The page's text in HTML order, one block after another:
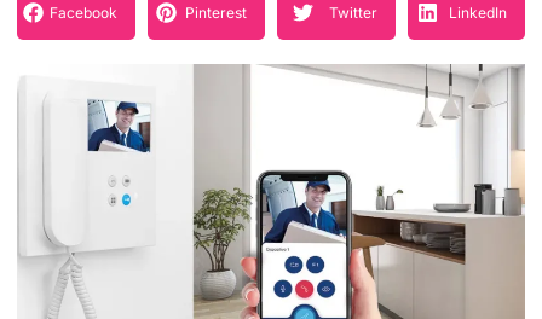
Facebook Pinterest Twitter LinkedIn